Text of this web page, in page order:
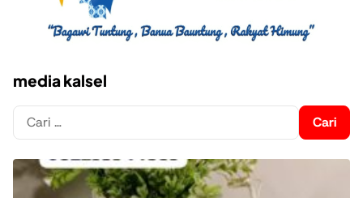
media kalsel
Cari
untuk: